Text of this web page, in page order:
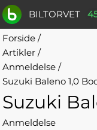
BILTORVET
Forside /
Artikler /
Anmeldelse /
Suzuki Baleno 1,0
Suzuki
Anmeldelse